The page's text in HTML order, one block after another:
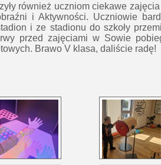
również uczniom ciekawe
i Aktywności. Uczniowie
i ze stadionu do szkoły
przed zajęciami w Sowie
Brawo V klasa, daliście radę!